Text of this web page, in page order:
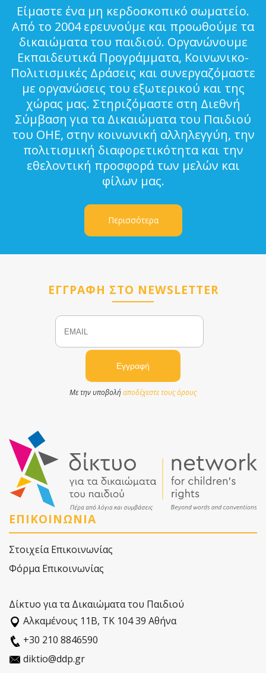
Είμαστε ένα μη κερδοσκοπικό σωματείο.
Από το 2004 ερευνούμε και προωθούμε τα
δικαιώματα του παιδιού. Οργανώνουμε
Εκπαιδευτικά Προγράμματα, Κοινωνικο-
Πολιτισμικές Δράσεις και συνεργαζόμαστε
με οργανώσεις του εξωτερικού και της
χώρας μας. Στηριζόμαστε στη Διεθνή
Σύμβαση για τα Δικαιώματα του Παιδιού
του ΟΗΕ, στην κοινωνική αλληλεγγύη, την
πολιτισμική διαφορετικότητα και την
εθελοντική προσφορά των μελών και
φίλων μας.
Περισσότερα
ΕΓΓΡΑΦΗ ΣΤΟ NEWSLETTER
Email
Με την υποβολήαποδέχεστε τους όρους
ΕΠΙΚΟΙΝΩΝΙΑ
Στοιχεία Επικοινωνίας
Φόρμα Επικοινωνίας
Δίκτυο για τα Δικαιώματα του Παιδιού
Αλκαµένους 11Β, ΤΚ 104 39 Αθήνα
+30 210 8846590
diktio@ddp.gr